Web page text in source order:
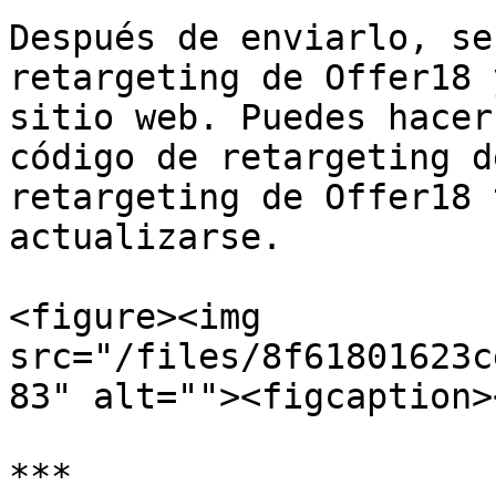
Después de enviarlo,
retargeting de Offer18
sitio web. Puedes
código de
retargeting de Offer18
actualizarse.
<figure><img
src="/files/
83"
***